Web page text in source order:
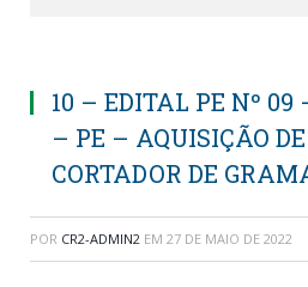
10 – EDITAL PE Nº 09
– PE – AQUISIÇÃO
CORTADOR DE
POR CR2-ADMIN2 EM 27 DE MAIO DE 2022